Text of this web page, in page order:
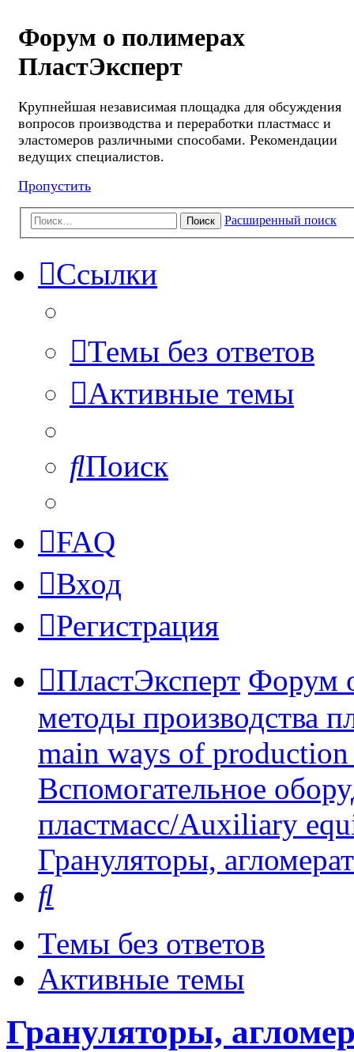
Форум о полимерах
ПластЭксперт
Крупнейшая независимая площадка для обсуждения
вопросов производства и переработки пластмасс и
эластомеров различными способами. Рекомендации
ведущих специалистов.
Пропустить
Поиск Расширенный поиск
Ссылки
Темы без ответов
Активные темы
Поиск
FAQ
Вход
Регистрация
ПластЭксперт Форум
методы производства
main ways of
Вспомогательное
пластмасс/Auxiliary
Грануляторы,
Темы без ответов
Активные темы
Грануляторы,